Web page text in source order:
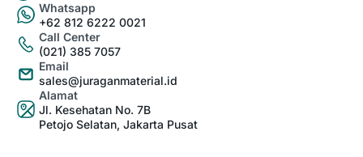
Whatsapp
+62 812 6222 0021
Call Center
(021) 385 7057
Email
sales@juraganmaterial.id
Alamat
Jl. Kesehatan No. 7B
Petojo Selatan, Jakarta Pusat